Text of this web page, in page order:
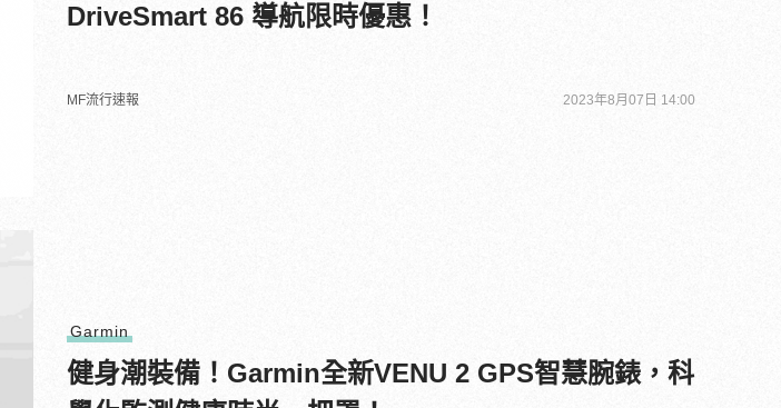
DriveSmart 86 導航限時優惠！
MF流行速報 2023年8月07日 14:00
Garmin
健身潮裝備！Garmin全新VENU 2 GPS智慧腕錶，科